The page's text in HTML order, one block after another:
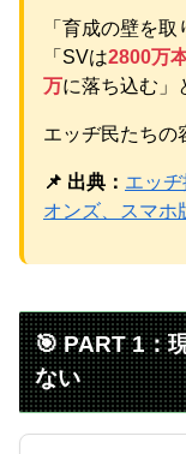
【続報】三山凌
民「もう何回目だ
【物議】板倉滉
「もういい」の声
パチンコ京楽産業
パチンコ京楽産業
Powered by
「育成の壁を
「SVは2800万
万に落ち込む」
エッヂ民たちの
📌 出典： エッ
オンズ、スマホ
🎯 PART 1：
ない